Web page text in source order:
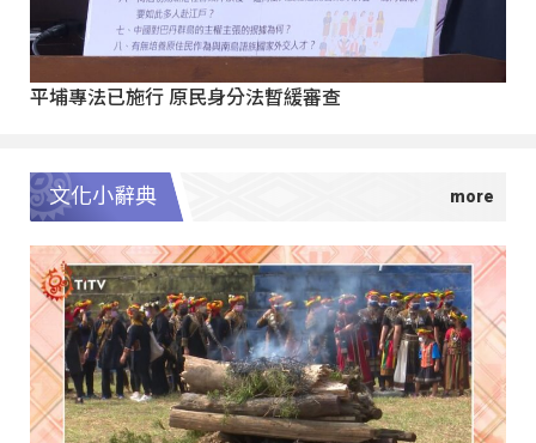
平埔專法已施行 原民身分法暫緩審查
文化小辭典